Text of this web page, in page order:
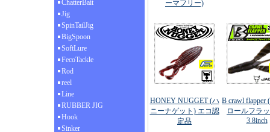
ChatterBait
Jig
SpinTailJig
BigSpoon
SoftLure
FecoTackle
Rod
reel
Line
RUBBER JIG
Hook
Sinker
ーマフリー)
HONEY NUGGET (ハ
ニーナゲット) エコ認
定品
B crawl flapper
ロールフラ
3.8inch